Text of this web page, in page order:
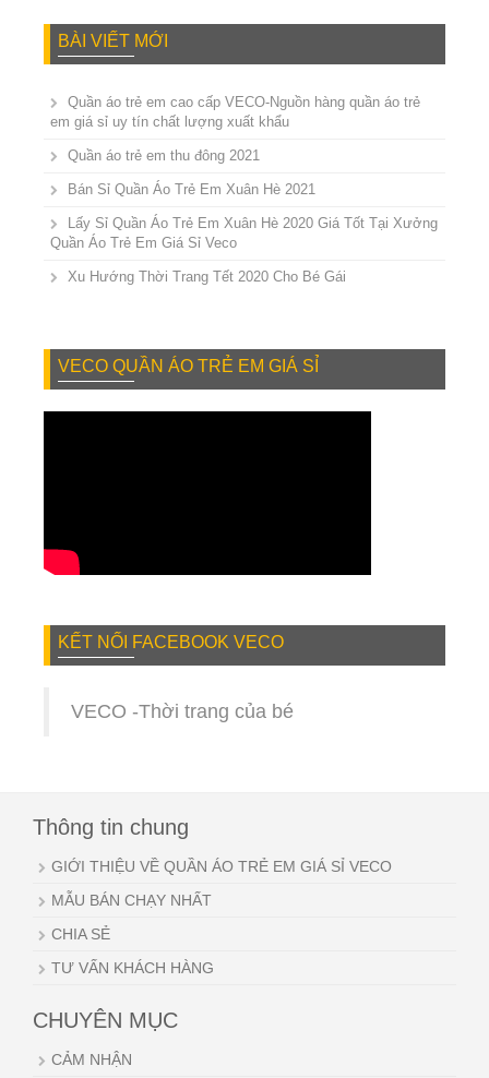
BÀI VIẾT MỚI
Quần áo trẻ em cao cấp VECO-Nguồn hàng quần áo trẻ
em giá sỉ uy tín chất lượng xuất khẩu
Quần áo trẻ em thu đông 2021
Bán Sỉ Quần Áo Trẻ Em Xuân Hè 2021
Lấy Sỉ Quần Áo Trẻ Em Xuân Hè 2020 Giá Tốt Tại Xưởng
Quần Áo Trẻ Em Giá Sỉ Veco
Xu Hướng Thời Trang Tết 2020 Cho Bé Gái
VECO QUẦN ÁO TRẺ EM GIÁ SỈ
KẾT NỐI FACEBOOK VECO
VECO -Thời trang của bé
Thông tin chung
GIỚI THIỆU VỀ QUẦN ÁO TRẺ EM GIÁ SỈ VECO
MẪU BÁN CHẠY NHẤT
CHIA SẺ
TƯ VẤN KHÁCH HÀNG
CHUYÊN MỤC
CẢM NHẬN